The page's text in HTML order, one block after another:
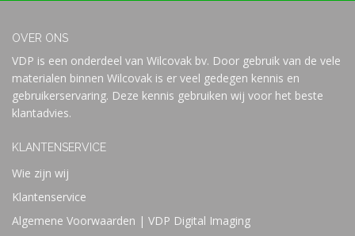
OVER ONS
VDP is een onderdeel van Wilcovak bv. Door gebruik van de vele
materialen binnen Wilcovak is er veel gedegen kennis en
gebruikerservaring. Deze kennis gebruiken wij voor het beste
klantadvies.
KLANTENSERVICE
Wie zijn wij
Klantenservice
Algemene Voorwaarden | VDP Digital Imaging